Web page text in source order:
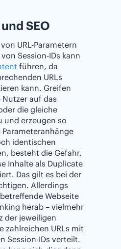
SEO
URL-Parametern
Session-IDs kann
führen, da
URLs
kann. Greifen
auf das
die gleiche
und erzeugen so
identischen
besteht die Gefahr,
Inhalte als Duplicate
Das gilt es bei der
Allerdings
Webseite
herab – vielmehr
der jeweiligen
zahlreichen URLs mit
Session-IDs verteilt.